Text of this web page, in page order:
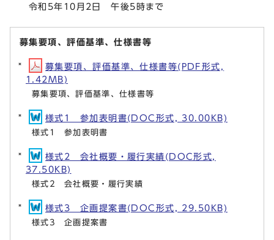
令和5年10月2日 午後5時まで
募集要項、評価基準、仕様書等
募集要項、評価基準、仕様書等(PDF形式,
1.42MB)
募集要項、評価基準、仕様書等
様式1 参加表明書(DOC形式, 30.00KB)
様式1 参加表明書
様式2 会社概要・履行実績(DOC形式,
37.50KB)
様式2 会社概要・履行実績
様式3 企画提案書(DOC形式, 29.50KB)
様式3 企画提案書